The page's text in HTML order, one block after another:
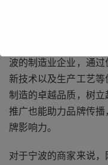
波的制造业企业，通
新技术以及生产工艺
制造的卓越品质，树
推广也能助力品牌传
牌影响力。
对于宁波的商家来说